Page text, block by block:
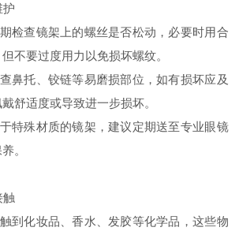
查镜架上的螺丝是否松动，必要时用合
不要过度用力以免损坏螺纹。
托、铰链等易磨损部位，如有损坏应及
舒适度或导致进一步损坏。
殊材质的镜架，建议定期送至专业眼镜
。
化妆品、香水、发胶等化学品，这些物